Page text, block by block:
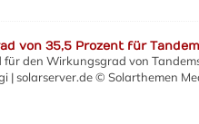
von 35,5 Prozent für
den Wirkungsgrad von
| solarserver.de © Solarthemen